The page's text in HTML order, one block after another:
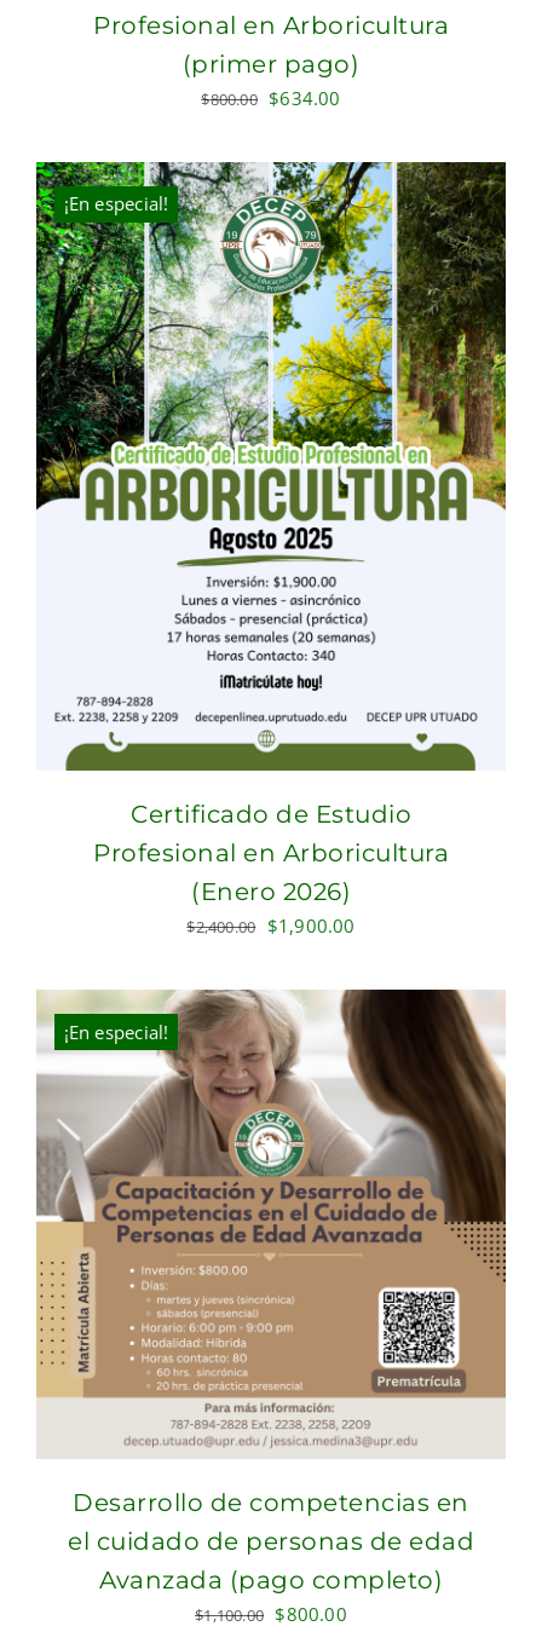
Profesional en Arboricultura
(primer pago)
$800.00 Original
was:
$800.00.
$634.00
is:
$634.00.
¡En especial!
Certificado de Estudio
Profesional en Arboricultura
(Enero 2026)
$2,400.00 Original
was:
$2,400.00.
$1,900.00
is:
$1,900.00.
¡En especial!
Desarrollo de competencias en
el cuidado de personas de edad
Avanzada (pago completo)
$1,100.00 Original
$800.00Current